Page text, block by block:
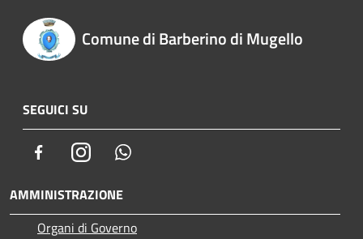
Comune di Barberino di Mugello
SEGUICI SU
FacebookInstagram
AMMINISTRAZIONE
Organi di Governo